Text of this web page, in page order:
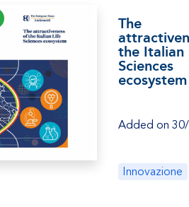
The
the Italian
Sciences
ecosystem
Added on
Innovazione